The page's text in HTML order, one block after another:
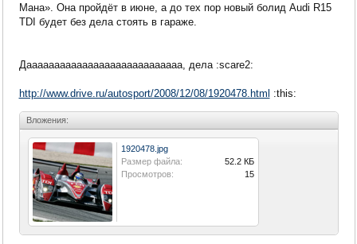
Мана». Она пройдёт в июне, а до тех пор новый болид Audi R15
TDI будет без дела стоять в гараже.
Даааааааааааааааааааааааааааа, дела :scare2:
http://www.drive.ru/autosport/2008/12/08/1920478.html :this:
Вложения:
1920478.jpg
Размер файла:
52.2 КБ
Просмотров:
15